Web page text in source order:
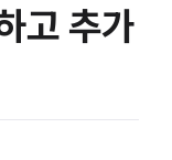
고 추가